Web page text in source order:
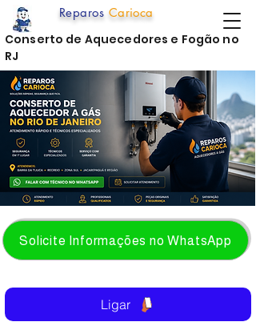
Solicite Informações no WhatsApp
Reparos Carioca
Ligar
Conserto de Aquecedores e Fogão no
RJ